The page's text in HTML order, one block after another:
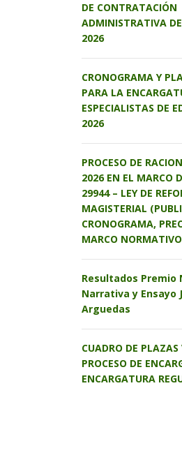
DE CONTRATACIÓN
ADMINISTRATIVA DE
2026
CRONOGRAMA Y
PARA LA
ESPECIALISTAS DE
2026
PROCESO DE
2026 EN EL MARCO
29944 – LEY DE
MAGISTERIAL
CRONOGRAMA,
MARCO
Resultados Premio
Narrativa y Ensayo
Arguedas
CUADRO DE
PROCESO DE
ENCARGATURA